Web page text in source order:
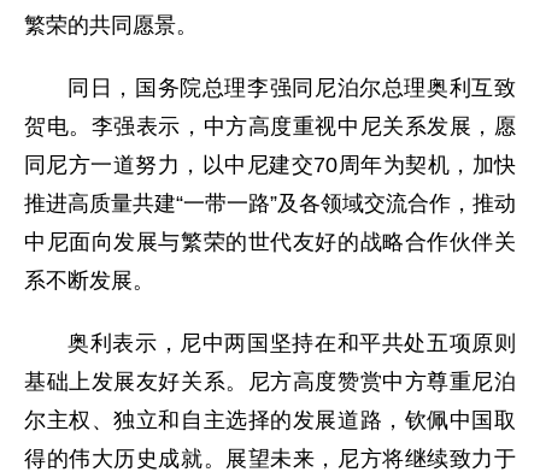
繁荣的共同愿景。
同日，国务院总理李强同尼泊尔总理奥利互致
贺电。李强表示，中方高度重视中尼关系发展，愿
同尼方一道努力，以中尼建交70周年为契机，加快
推进高质量共建“一带一路”及各领域交流合作，推动
中尼面向发展与繁荣的世代友好的战略合作伙伴关
系不断发展。
奥利表示，尼中两国坚持在和平共处五项原则
基础上发展友好关系。尼方高度赞赏中方尊重尼泊
尔主权、独立和自主选择的发展道路，钦佩中国取
得的伟大历史成就。展望未来，尼方将继续致力于